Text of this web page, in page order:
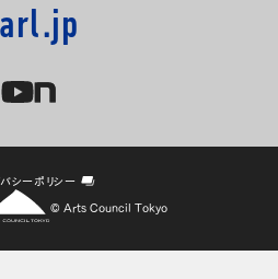
シーポリシー
© Arts Council Tokyo